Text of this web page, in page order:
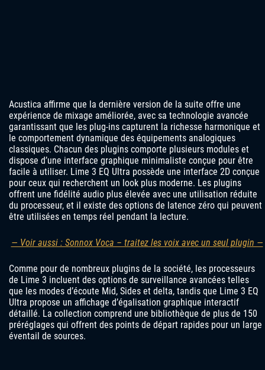
Acustica affirme que la dernière version de la suite offre une
expérience de mixage améliorée, avec sa technologie avancée
garantissant que les plug-ins capturent la richesse harmonique et
le comportement dynamique des équipements analogiques
classiques. Chacun des plugins comporte plusieurs modules et
dispose d’une interface graphique minimaliste conçue pour être
facile à utiliser. Lime 3 EQ Ultra possède une interface 2D conçue
pour ceux qui recherchent un look plus moderne. Les plugins
offrent une fidélité audio plus élevée avec une utilisation réduite
du processeur, et il existe des options de latence zéro qui peuvent
être utilisées en temps réel pendant la lecture.
— Voir aussi : Sonnox Voca – traitez les voix avec un seul plugin —
Comme pour de nombreux plugins de la société, les processeurs
de Lime 3 incluent des options de surveillance avancées telles
que les modes d’écoute Mid, Sides et delta, tandis que Lime 3 EQ
Ultra propose un affichage d’égalisation graphique interactif
détaillé. La collection comprend une bibliothèque de plus de 150
préréglages qui offrent des points de départ rapides pour un large
éventail de sources.